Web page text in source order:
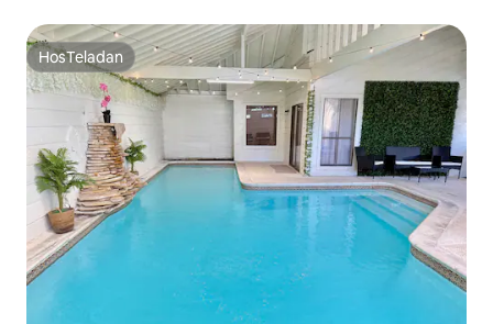
HosTeladan
HosTeladan